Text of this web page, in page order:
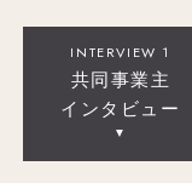
INTERVIEW 1
共同事業主
インタビュー